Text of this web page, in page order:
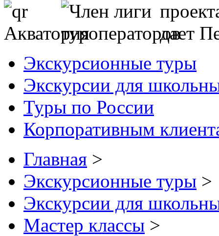
Экскурсионные туры
Экскурсии для
Туры по России
Корпоративным
Главная >
Экскурсионные туры >
Экскурсии для
Мастер классы >